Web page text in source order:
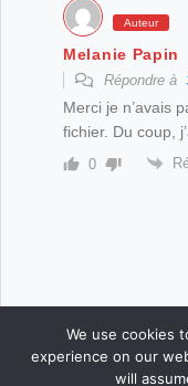
Auteur
Melanie Papin
Répondre à
Merci je n’avais
fichier. Du coup,
0
We use cookies
experience on our
will